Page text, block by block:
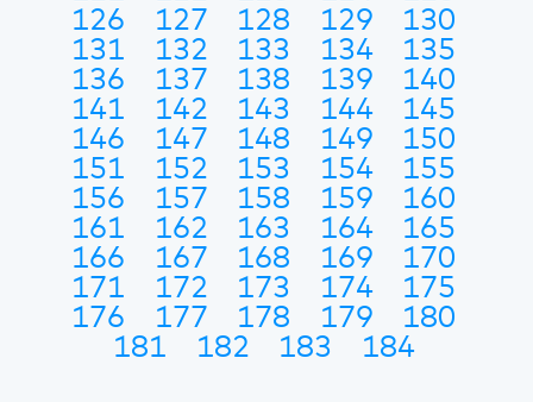
126
127 128 129
130
131
132 133 134
135
136
137 138 139
140
141
142 143 144
145
146
147 148 149
150
151
152 153 154
155
156
157 158 159
160
161
162 163 164
165
166
167 168 169
170
171
172 173 174
175
176
177 178 179
180
181
182 183 184